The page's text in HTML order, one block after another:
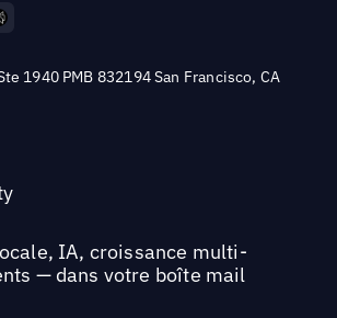
1940 PMB 832194 San Francisco, CA
IA, croissance multi-
— dans votre boîte mail